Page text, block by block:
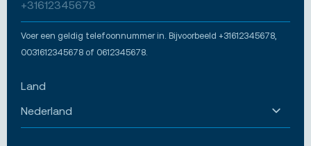
Voer een geldig telefoonnummer in. Bijvoorbeeld +31612345678,
0031612345678 of 0612345678.
Land